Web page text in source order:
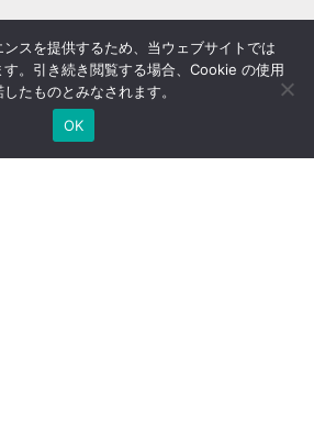
経営者セミナー
スを提供するため、当ウェブサイトでは
。引き続き閲覧する場合、Cookie の使用
たものとみなされます。
OK